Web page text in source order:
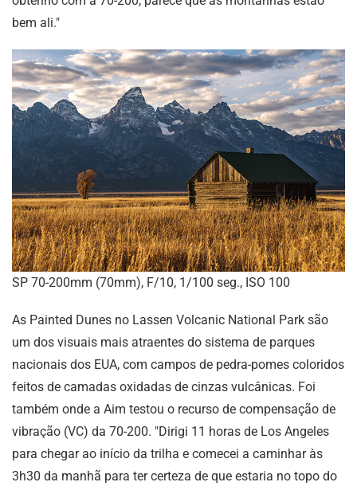
bem ali."
SP 70-200mm (70mm), F/10, 1/100 seg., ISO 100
As Painted Dunes no Lassen Volcanic National Park são
um dos visuais mais atraentes do sistema de parques
nacionais dos EUA, com campos de pedra-pomes coloridos
feitos de camadas oxidadas de cinzas vulcânicas. Foi
também onde a Aim testou o recurso de compensação de
vibração (VC) da 70-200. "Dirigi 11 horas de Los Angeles
para chegar ao início da trilha e comecei a caminhar às
3h30 da manhã para ter certeza de que estaria no topo do